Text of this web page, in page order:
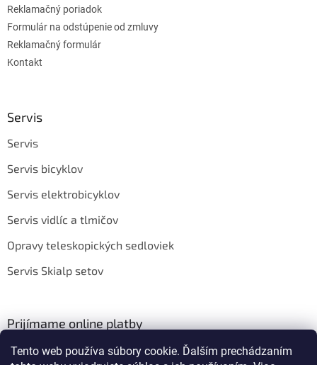
Tento web používa súbory cookie. Ďalším prechádzaním
Reklamačný poriadok
Formulár na odstúpenie od zmluvy
Reklamačný formulár
Kontakt
Servis
Servis
Servis bicyklov
Servis elektrobicyklov
Servis vidlíc a tlmičov
Opravy teleskopických sedloviek
Servis Skialp setov
Prijímame online platby